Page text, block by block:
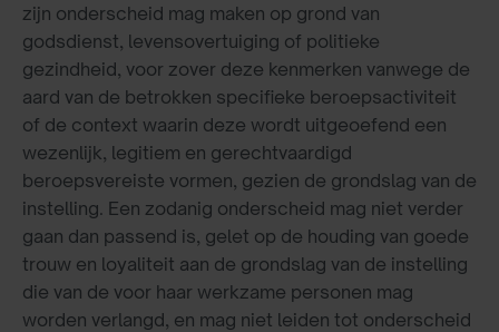
zijn onderscheid mag maken op grond van
godsdienst, levensovertuiging of politieke
gezindheid, voor zover deze kenmerken vanwege de
aard van de betrokken specifieke beroepsactiviteit
of de context waarin deze wordt uitgeoefend een
wezenlijk, legitiem en gerechtvaardigd
beroepsvereiste vormen, gezien de grondslag van de
instelling. Een zodanig onderscheid mag niet verder
gaan dan passend is, gelet op de houding van goede
trouw en loyaliteit aan de grondslag van de instelling
die van de voor haar werkzame personen mag
worden verlangd, en mag niet leiden tot onderscheid